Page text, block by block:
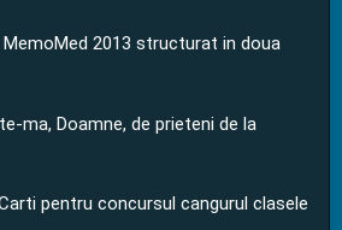
2013 structurat in doua
ma, Doamne, de prieteni de la
pentru concursul cangurul clasele